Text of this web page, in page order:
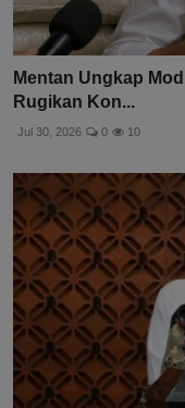
Mentan Ungkap
Rugikan Kon...
Jul 30, 2026 0 10